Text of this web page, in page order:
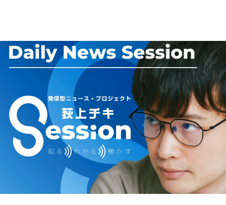
お知らせ
イベント・グッズ
YouTube
会社情報